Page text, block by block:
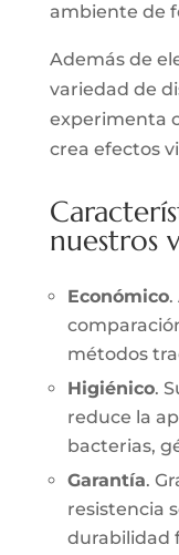
ambiente de
Además de
variedad de
experimenta
crea efectos
nuestros
Económico.
métodos
Higiénico.
reduce la
bacterias,
Garantía.
resistencia
durabilidad